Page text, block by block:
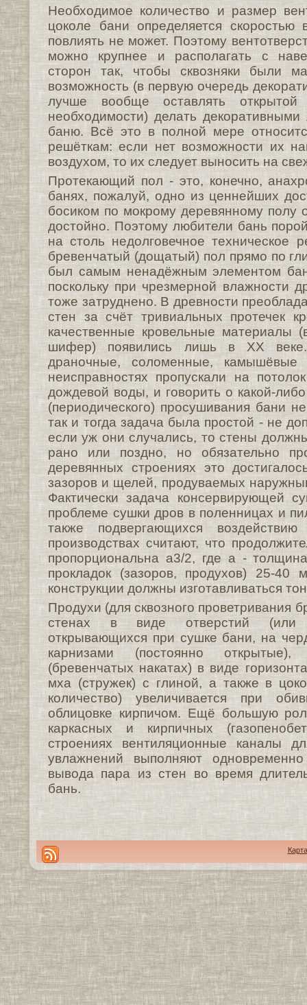
Необходимое количество и размер
цоколе бани определяется скоростью
повлиять не может. Поэтому
можно крупнее и располагать с
сторон так, чтобы сквозняки были
возможность (в первую очередь
лучше вообще оставлять
необходимости) делать
баню. Всё это в полной мере
решёткам: если нет возможности их
воздухом, то их следует выносить на
Протекающий пол - это, конечно,
банях, пожалуй, одно из ценнейших
босиком по мокрому деревянному полу
достойно. Поэтому любители бань
на столь недолговечное техническое
бревенчатый (дощатый) пол прямо по
был самым ненадёжным элементом
поскольку при чрезмерной влажности
тоже затруднено. В древности
стен за счёт тривиальных протечек
качественные кровельные материалы
шифер) появились лишь в XX веке.
драночные, соломенные,
неисправностях пропускали на
дождевой воды, и говорить о какой-
(периодического) просушивания бани
так и тогда задача была простой - не
если уж они случались, то стены
рано или поздно, но обязательно
деревянных строениях это
зазоров и щелей, продуваемых
Фактически задача консервирующей
проблеме сушки дров в поленницах и
также подвергающихся
производствах считают, что
пропорциональна а3/2, где а -
прокладок (зазоров, продухов) 25-
конструкции должны изготавливаться
Продухи (для сквозного проветривания
стенах в виде отверстий (или
открывающихся при сушке бани, на
карнизами (постоянно
(бревенчатых накатах) в виде
мха (стружек) с глиной, а также в
количество) увеличивается при
облицовке кирпичом. Ещё большую
каркасных и кирпичных
строениях вентиляционные каналы
увлажнений выполняют
вывода пара из стен во время
бань.